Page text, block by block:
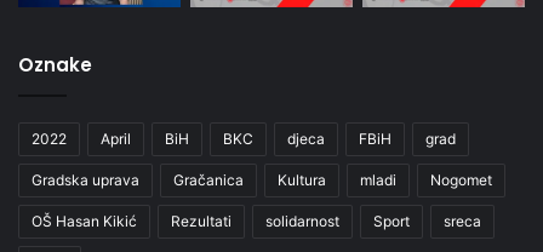
Oznake
2022 April BiH BKC djeca FBiH grad
Gradska uprava Gračanica Kultura mladi Nogomet
OŠ Hasan Kikić Rezultati solidarnost Sport sreca